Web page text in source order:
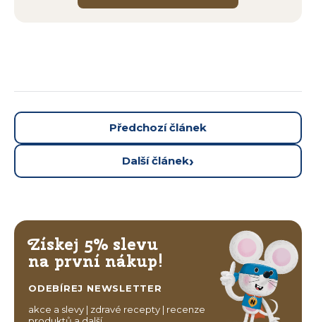
Předchozí článek
Další článek
Získej 5% slevu
na první nákup!
ODEBÍREJ NEWSLETTER
akce a slevy | zdravé recepty | recenze